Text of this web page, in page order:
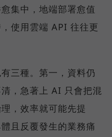
集中，地端部署愈值
使用雲端 API 往往更
三種。第一，資料仍
，急著上 AI 只會把混
，效率就可能先提
且反覆發生的業務痛